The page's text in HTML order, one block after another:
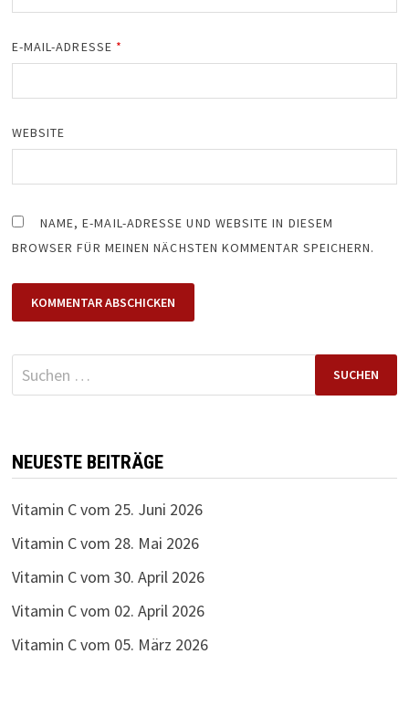
E-MAIL-ADRESSE *
WEBSITE
NAME, E-MAIL-ADRESSE UND WEBSITE IN DIESEM
BROWSER FÜR MEINEN NÄCHSTEN KOMMENTAR SPEICHERN.
Suchen
nach:
NEUESTE BEITRÄGE
Vitamin C vom 25. Juni 2026
Vitamin C vom 28. Mai 2026
Vitamin C vom 30. April 2026
Vitamin C vom 02. April 2026
Vitamin C vom 05. März 2026